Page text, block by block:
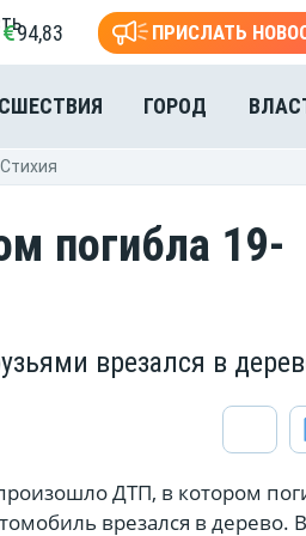
94,83 ПРИСЛАТЬ
ГОРОД
Стихия
погибла 19-
врезался в
ДТП, в котором
врезался в